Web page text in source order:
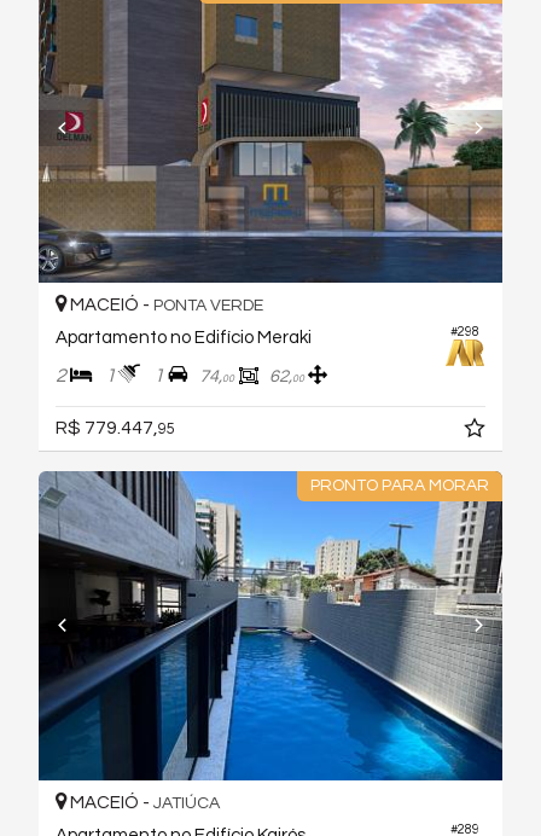
#298
MACEIÓ - PONTA VERDE
Apartamento no Edifício Meraki
2 1 1 74,00 62,00
R$ 779.447, 95
PRONTO PARA MORAR
#289
MACEIÓ - JATIÚCA